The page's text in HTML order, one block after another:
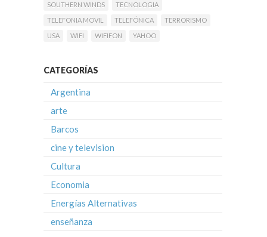
SOUTHERN WINDS
TECNOLOGIA
TELEFONIA MOVIL
TELEFÓNICA
TERRORISMO
USA
WIFI WIFIFON YAHOO
CATEGORÍAS
Argentina
arte
Barcos
cine y television
Cultura
Economia
Energías Alternativas
enseñanza